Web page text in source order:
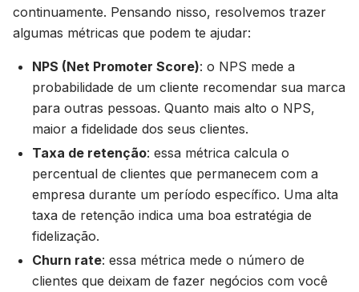
continuamente. Pensando nisso, resolvemos trazer
algumas métricas que podem te ajudar:
NPS (Net Promoter Score): o NPS mede a
probabilidade de um cliente recomendar sua marca
para outras pessoas. Quanto mais alto o NPS,
maior a fidelidade dos seus clientes.
Taxa de retenção: essa métrica calcula o
percentual de clientes que permanecem com a
empresa durante um período específico. Uma alta
taxa de retenção indica uma boa estratégia de
fidelização.
Churn rate: essa métrica mede o número de
clientes que deixam de fazer negócios com você